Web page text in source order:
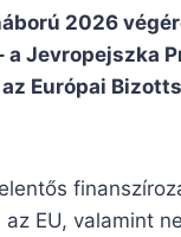
2026
Jevropejszka
Európai
EU, valamint